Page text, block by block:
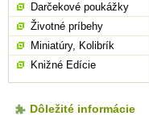
Darčekové poukážky
Životné príbehy
Miniatúry, Kolibrík
Knižné Edície
Dôležité informácie